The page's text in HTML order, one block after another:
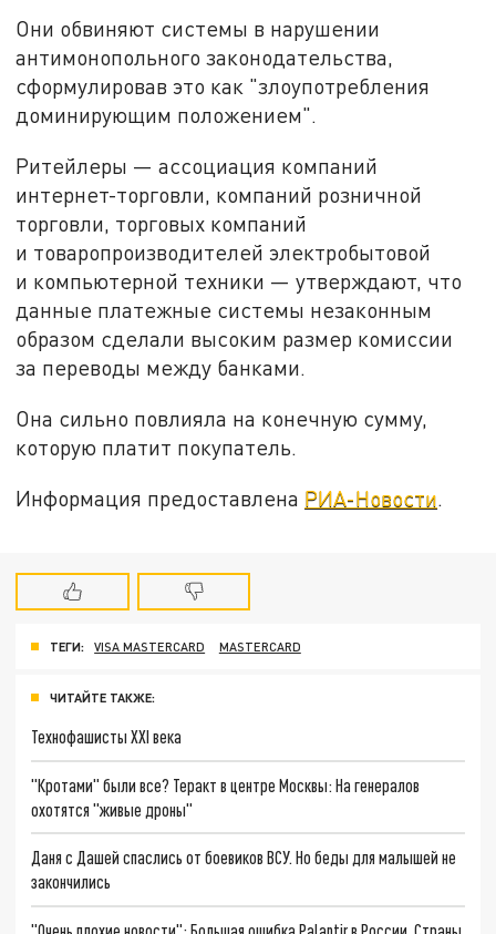
Они обвиняют системы в нарушении
антимонопольного законодательства,
сформулировав это как "злоупотребления
доминирующим положением".
Ритейлеры — ассоциация компаний
интернет-торговли, компаний розничной
торговли, торговых компаний
и товаропроизводителей электробытовой
и компьютерной техники — утверждают, что
данные платежные системы незаконным
образом сделали высоким размер комиссии
за переводы между банками.
Она сильно повлияла на конечную сумму,
которую платит покупатель.
Информация предоставлена РИА-Новости
ТЕГИ: VISA MASTERCARD MASTERCARD
ЧИТАЙТЕ ТАКЖЕ:
Технофашисты XXI века
"Кротами" были все? Теракт в центре Москвы: На генералов
охотятся "живые дроны"
Даня с Дашей спаслись от боевиков ВСУ. Но беды для малышей не
закончились